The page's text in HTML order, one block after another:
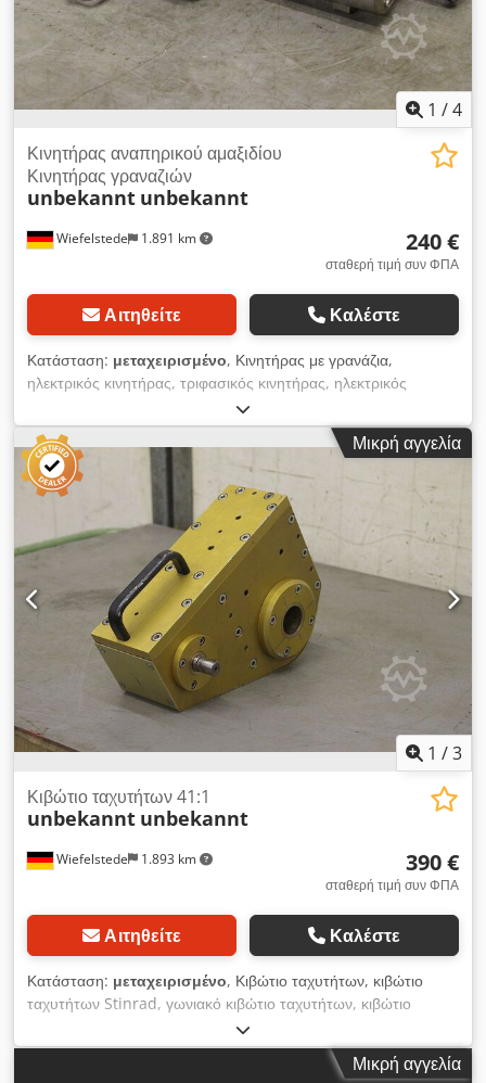
1 /4
Wiefelstede 1.891 km
Κινητήρας αναπηρικού αμαξιδίου
Κινητήρας γραναζιών
unbekannt unbekannt
240 €
σταθερή τιμή συν ΦΠΑ
Αιτηθείτε Καλέστε
Κατάσταση: μεταχειρισμένο, Κινητήρας με γρανάζια,
ηλεκτρικός κινητήρας, τριφασικός κινητήρας, ηλεκτρικός
κινητήρας με γρανάζια Csdpfed I Hixjx Altorf -Ταχύτητα: 3700/
116 rpm -Ισχύς: 0,18 kW 24 V -Διάμετρος άξονα: 17 mm
-μήκος: 45 mm -Βάρος: 6 kg -Διαστάσεις: 215/170/H420 mm
-Βάρος: 17,3 kg
Μικρή αγγελία
1 /3
Wiefelstede 1.893 km
Κιβώτιο ταχυτήτων 41:1
unbekannt unbekannt
390 €
σταθερή τιμή συν ΦΠΑ
Αιτηθείτε Καλέστε
Κατάσταση: μεταχειρισμένο, Κιβώτιο ταχυτήτων, κιβώτιο
ταχυτήτων Stinrad, γωνιακό κιβώτιο ταχυτήτων, κιβώτιο
ταχυτήτων μετάδοσης κίνησης -Σχέση ταχυτήτων: 41:1
-Άξονας κίνησης: Ø 18 x 25 mm -Κοιλιακός άξονας: Ø 40 x 130
mm Crsdsd Rzc Eopfx Altef -Τιμή: ανά τεμάχιο -Αριθμός: 2
Μικρή αγγελία